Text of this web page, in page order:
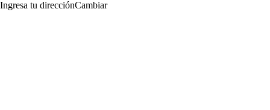
Ingresa tu direcciónCambiar